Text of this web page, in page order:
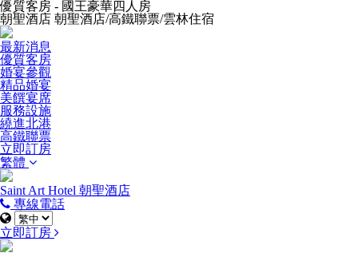
優質客房 - 國王豪華四人房
朝聖酒店 朝聖酒店/高鐵聯票/雲林住宿
最新消息
優質客房
婚宴參觀
精品婚宴
美饌宴席
服務設施
繞進北港
高鐵聯票
立即訂房
繁體
Saint Art Hotel 朝聖酒店
專線電話
立即訂房